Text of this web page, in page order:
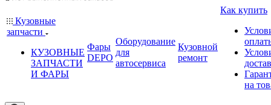
Кузовные
запчасти
КУЗОВНЫЕ
ЗАПЧАСТИ
И ФАРЫ
Фары
DEPO
Оборудование
для
автосервиса
Кузовной
ремонт
Как купить
на